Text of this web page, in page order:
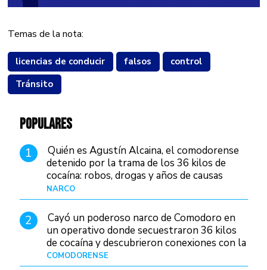
Temas de la nota:
licencias de conducir falsos
control
Tránsito
POPULARES
1
Quién es Agustín Alcaina, el comodorense
detenido por la trama de los 36 kilos de
cocaína: robos, drogas y años de causas
judiciales
NARCO
2
Cayó un poderoso narco de Comodoro en
un operativo donde secuestraron 36 kilos
de cocaína y descubrieron conexiones con la
Patagonia
COMODORENSE